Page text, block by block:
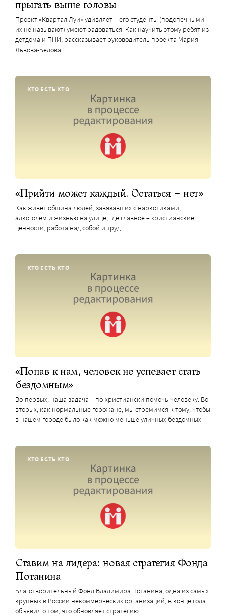
прыгать выше головы
Проект «Квартал Луи» удивляет – его студенты (подопечными
их не называют) умеют радоваться. Как научить этому ребят из
детдома и ПНИ, рассказывает руководитель проекта Мария
Львова-Белова
КТО ЕСТЬ КТО
«Прийти может каждый. Остаться – нет»
Как живет община людей, завязавших с наркотиками,
алкоголем и жизнью на улице, где главное – христианские
ценности, работа над собой и труд
КТО ЕСТЬ КТО
«Попав к нам, человек не успевает стать
бездомным»
Во-первых, наша задача – по-христиански помочь человеку. Во-
вторых, как нормальные горожане, мы стремимся к тому, чтобы
в нашем городе было как можно меньше уличных бездомных
КТО ЕСТЬ КТО
Ставим на лидера: новая стратегия Фонда
Потанина
Благотворительный Фонд Владимира Потанина, одна из самых
крупных в России некоммерческих организаций, в конце года
объявил о том, что обновляет стратегию